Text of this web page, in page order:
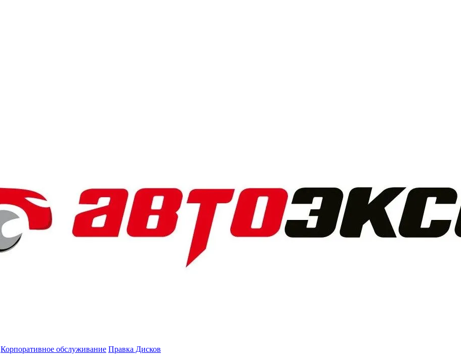
Корпоративное обслуживание Правка Дисков